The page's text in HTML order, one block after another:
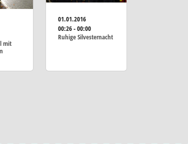
mit
01.01.2016
00:26 - 00:00
Ruhige Silvesternacht